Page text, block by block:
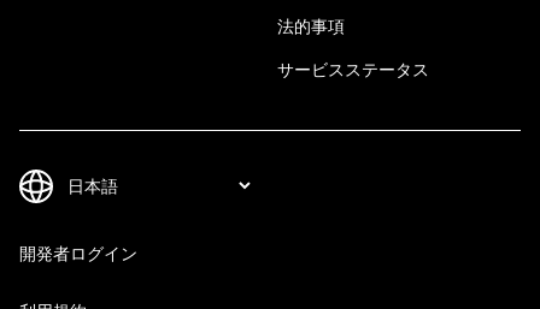
法的事項
サービスステータス
開発者ログイン